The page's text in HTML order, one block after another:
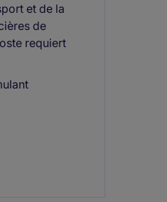
et de la
de
requiert